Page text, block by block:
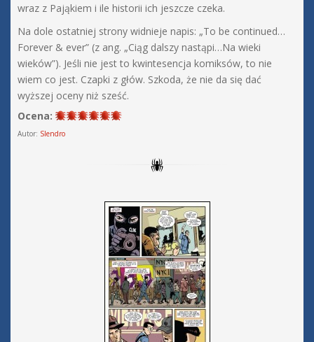
wraz z Pająkiem i ile historii ich jeszcze czeka.
Na dole ostatniej strony widnieje napis: „To be continued…
Forever & ever” (z ang. „Ciąg dalszy nastąpi…Na wieki
wieków”). Jeśli nie jest to kwintesencja komiksów, to nie
wiem co jest. Czapki z głów. Szkoda, że nie da się dać
wyższej oceny niż sześć.
Ocena:
Autor: Slendro